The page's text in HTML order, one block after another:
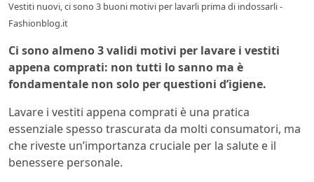
Vestiti nuovi, ci sono 3 buoni motivi per lavarli prima di indossarli -
Fashionblog.it
Ci sono almeno 3 validi motivi per lavare i vestiti
appena comprati: non tutti lo sanno ma è
fondamentale non solo per questioni d’igiene.
Lavare i vestiti appena comprati è una pratica
essenziale spesso trascurata da molti consumatori, ma
che riveste un’importanza cruciale per la salute e il
benessere personale.